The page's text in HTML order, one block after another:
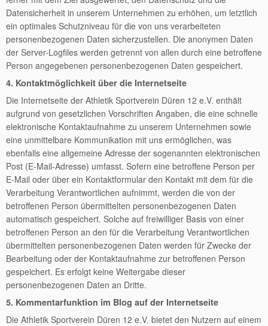
Datensicherheit in unserem Unternehmen zu erhöhen, um letztlich
ein optimales Schutzniveau für die von uns verarbeiteten
personenbezogenen Daten sicherzustellen. Die anonymen Daten
der Server-Logfiles werden getrennt von allen durch eine betroffene
Person angegebenen personenbezogenen Daten gespeichert.
4. Kontaktmöglichkeit über die Internetseite
Die Internetseite der Athletik Sportverein Düren 12 e.V. enthält
aufgrund von gesetzlichen Vorschriften Angaben, die eine schnelle
elektronische Kontaktaufnahme zu unserem Unternehmen sowie
eine unmittelbare Kommunikation mit uns ermöglichen, was
ebenfalls eine allgemeine Adresse der sogenannten elektronischen
Post (E-Mail-Adresse) umfasst. Sofern eine betroffene Person per
E-Mail oder über ein Kontaktformular den Kontakt mit dem für die
Verarbeitung Verantwortlichen aufnimmt, werden die von der
betroffenen Person übermittelten personenbezogenen Daten
automatisch gespeichert. Solche auf freiwilliger Basis von einer
betroffenen Person an den für die Verarbeitung Verantwortlichen
übermittelten personenbezogenen Daten werden für Zwecke der
Bearbeitung oder der Kontaktaufnahme zur betroffenen Person
gespeichert. Es erfolgt keine Weitergabe dieser
personenbezogenen Daten an Dritte.
5. Kommentarfunktion im Blog auf der Internetseite
Die Athletik Sportverein Düren 12 e.V. bietet den Nutzern auf einem